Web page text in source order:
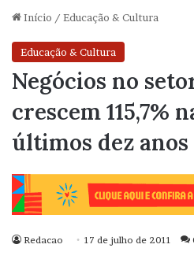
Início / Educação & Cultura
Educação & Cultura
Negócios no
crescem 115,7%
últimos dez anos
Redacao 17 de julho de 2011